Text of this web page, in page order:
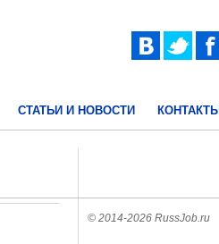
СТАТЬИ И НОВОСТИ КОНТАКТЫ
© 2014-2026 RussJob.ru